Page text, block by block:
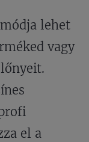
lehet
vagy
el a